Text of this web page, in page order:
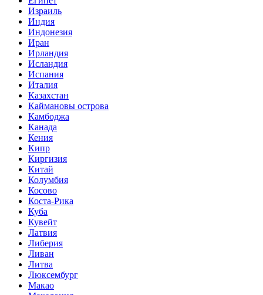
Израиль
Индия
Индонезия
Иран
Ирландия
Исландия
Испания
Италия
Казахстан
Каймановы острова
Камбоджа
Канада
Кения
Кипр
Киргизия
Китай
Колумбия
Косово
Коста-Рика
Куба
Кувейт
Латвия
Либерия
Ливан
Литва
Люксембург
Макао